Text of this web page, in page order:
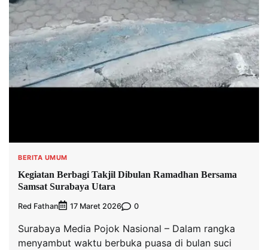
BERITA UMUM
Kegiatan Berbagi Takjil Dibulan Ramadhan Bersama
Samsat Surabaya Utara
Red Fathan 17 Maret 2026 0
Surabaya Media Pojok Nasional – Dalam rangka
menyambut waktu berbuka puasa di bulan suci